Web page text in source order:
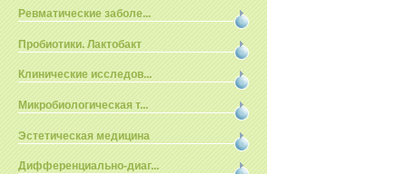
Ревматические заболе...
Пробиотики. Лактобакт
Клинические исследов...
Микробиологическая т...
Эстетическая медицина
Дифференциально-диаг...